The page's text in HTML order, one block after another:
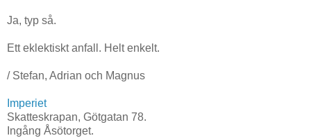
Ja, typ så.
Ett eklektiskt anfall. Helt enkelt.
/ Stefan, Adrian och Magnus
Imperiet
Skatteskrapan, Götgatan 78.
Ingång Åsötorget.